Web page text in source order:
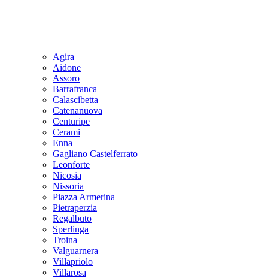
Agira
Aidone
Assoro
Barrafranca
Calascibetta
Catenanuova
Centuripe
Cerami
Enna
Gagliano Castelferrato
Leonforte
Nicosia
Nissoria
Piazza Armerina
Pietraperzia
Regalbuto
Sperlinga
Troina
Valguarnera
Villapriolo
Villarosa